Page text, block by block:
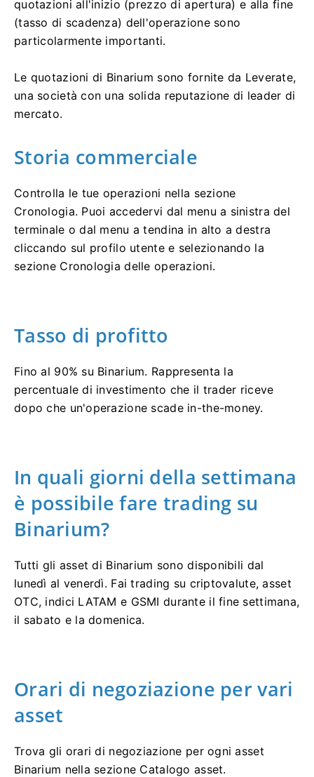
quotazioni all'inizio (prezzo di apertura) e alla fine
(tasso di scadenza) dell'operazione sono
particolarmente importanti.
Le quotazioni di Binarium sono fornite da Leverate,
una società con una solida reputazione di leader di
mercato.
Storia commerciale
Controlla le tue operazioni nella sezione
Cronologia. Puoi accedervi dal menu a sinistra del
terminale o dal menu a tendina in alto a destra
cliccando sul profilo utente e selezionando la
sezione Cronologia delle operazioni.
Tasso di profitto
Fino al 90% su Binarium. Rappresenta la
percentuale di investimento che il trader riceve
dopo che un'operazione scade in-the-money.
In quali giorni della settimana
è possibile fare trading su
Binarium?
Tutti gli asset di Binarium sono disponibili dal
lunedì al venerdì. Fai trading su criptovalute, asset
OTC, indici LATAM e GSMI durante il fine settimana,
il sabato e la domenica.
Orari di negoziazione per vari
asset
Trova gli orari di negoziazione per ogni asset
Binarium nella sezione Catalogo asset.